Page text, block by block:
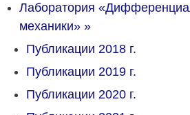
Лаборатория
механики» »
Публикации 2018 г.
Публикации 2019 г.
Публикации 2020 г.